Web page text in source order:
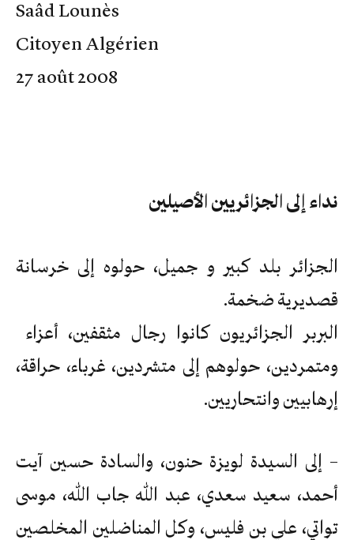
Saâd Lounès
Citoyen Algérien
27 août 2008
نداء إلى الجزائريين الأصيلين
الجزائر بلد كبير و جميل، حولوه إلى خرسانة
قصديرية ضخمة.
البربر الجزائريون كانوا رجال مثقفين، أعزاء
ومتمردين، حولوهم إلى متشردين، غرباء، حراقة،
إرهابيين وانتحاريين.
– إلى السيدة لويزة حنون، والسادة حسين آيت
أحمد، سعيد سعدي، عبد الله جاب الله، موسى
تواتي، علي بن فليس، وكل المناضلين المخلصين